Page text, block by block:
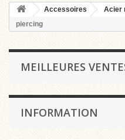
Accessoires Acier
piercing
MEILLEURES
INFORMATION